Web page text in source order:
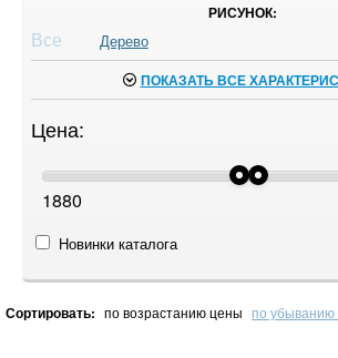
РИСУНОК:
Все Дерево
ПОКАЗАТЬ ВСЕ
Цена:
1880
Новинки каталога
Сортировать: по возрастанию цены по